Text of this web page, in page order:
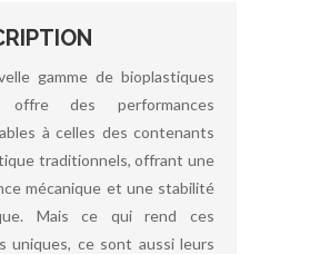
gamme de bioplastiques
offre des performances
à celles des contenants
traditionnels, offrant une
mécanique et une stabilité
Mais ce qui rend ces
uniques, ce sont aussi leurs